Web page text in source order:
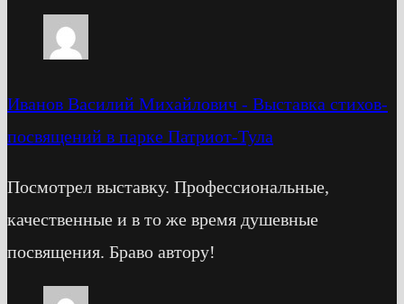
Иванов Василий Михайлович - Выставка стихов-
посвящений в парке Патриот-Тула
Посмотрел выставку. Профессиональные,
качественные и в то же время душевные
посвящения. Браво автору!